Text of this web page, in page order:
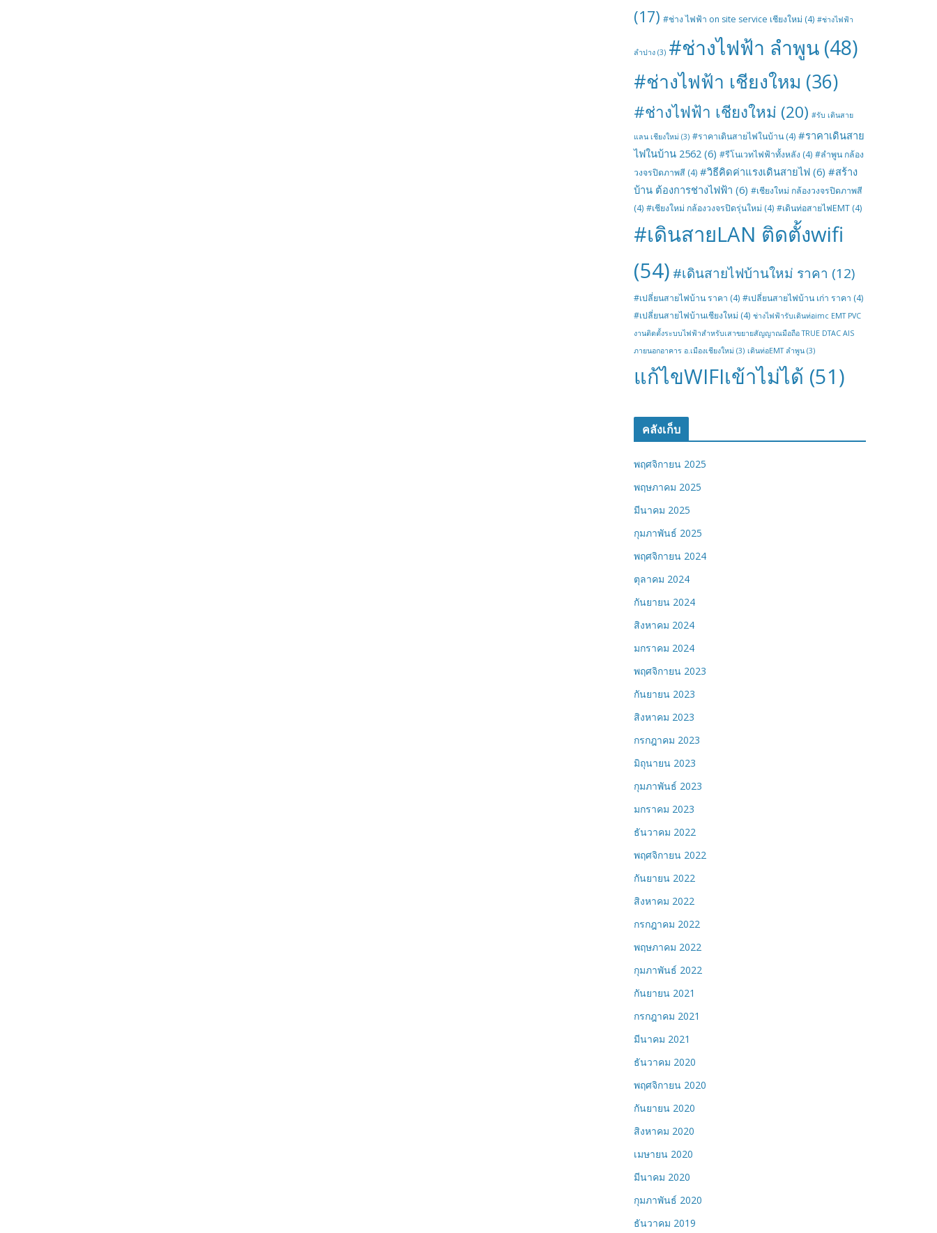
(17) #ช่าง ไฟฟ้า on site service เชียงใหม่ (4) #ช่างไฟฟ้า
ลำปาง (3) #ช่างไฟฟ้า ลำพูน (48)
#ช่างไฟฟ้า เชียงใหม (36)
#ช่างไฟฟ้า เชียงใหม่ (20) #รับ เดินสาย
แลน เชียงใหม่ (3) #ราคาเดินสายไฟในบ้าน (4) #ราคาเดินสาย
ไฟในบ้าน 2562 (6) #รีโนเวทไฟฟ้าทั้งหลัง (4) #ลำพูน กล้อง
วงจรปิดภาพสี (4) #วิธีคิดค่าแรงเดินสายไฟ (6) #สร้าง
บ้าน ต้องการช่างไฟฟ้า (6) #เชียงใหม่ กล้องวงจรปิดภาพสี
(4) #เชียงใหม่ กล้องวงจรปิดรุ่นใหม่ (4) #เดินท่อสายไฟEMT (4)
#เดินสายLAN ติดตั้งwifi
(54) #เดินสายไฟบ้านใหม่ ราคา (12)
#เปลี่ยนสายไฟบ้าน ราคา (4) #เปลี่ยนสายไฟบ้าน เก่า ราคา (4)
#เปลี่ยนสายไฟบ้านเชียงใหม่ (4) ช่างไฟฟ้ารับเดินท่อimc EMT PVC
งานติดตั้งระบบไฟฟ้าสำหรับเสาขยายสัญญาณมือถือ TRUE DTAC AIS
ภายนอกอาคาร อ.เมืองเชียงใหม่ (3) เดินท่อEMT ลำพูน (3)
แก้ไขWIFIเข้าไม่ได้ (51)
คลังเก็บ
พฤศจิกายน 2025
พฤษภาคม 2025
มีนาคม 2025
กุมภาพันธ์ 2025
พฤศจิกายน 2024
ตุลาคม 2024
กันยายน 2024
สิงหาคม 2024
มกราคม 2024
พฤศจิกายน 2023
กันยายน 2023
สิงหาคม 2023
กรกฎาคม 2023
มิถุนายน 2023
กุมภาพันธ์ 2023
มกราคม 2023
ธันวาคม 2022
พฤศจิกายน 2022
กันยายน 2022
สิงหาคม 2022
กรกฎาคม 2022
พฤษภาคม 2022
กุมภาพันธ์ 2022
กันยายน 2021
กรกฎาคม 2021
มีนาคม 2021
ธันวาคม 2020
พฤศจิกายน 2020
กันยายน 2020
สิงหาคม 2020
เมษายน 2020
มีนาคม 2020
กุมภาพันธ์ 2020
ธันวาคม 2019